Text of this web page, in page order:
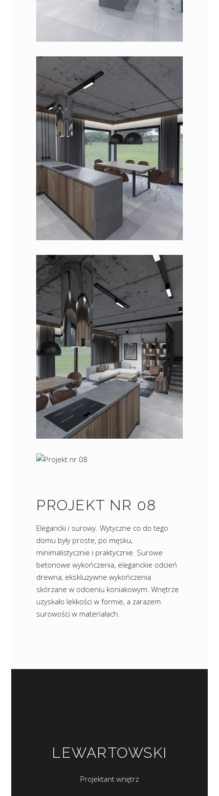
PROJEKT NR 08
Elegancki i surowy. Wytyczne co do tego
domu były proste, po męsku,
minimalistycznie i praktycznie. Surowe
betonowe wykończenia, eleganckie odcień
drewna, ekskluzywne wykończenia
skórzane w odcieniu koniakowym. Wnętrze
uzyskało lekkości w formie, a zarazem
surowości w materiałach.
LEWARTOWSKI
Projektant wnętrz